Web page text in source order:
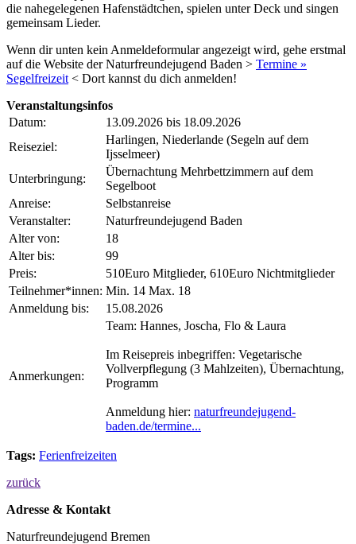
die nahegelegenen Hafenstädtchen, spielen unter Deck und singen
gemeinsam Lieder.
Wenn dir unten kein Anmeldeformular angezeigt wird, gehe erstmal
auf die Website der Naturfreundejugend Baden > Termine »
Segelfreizeit< Dort kannst du dich anmelden!
Veranstaltungsinfos
Datum:
13.09.2026 bis 18.09.2026
Reiseziel:
Harlingen, Niederlande (Segeln auf dem
Ijsselmeer)
Unterbringung:
Übernachtung Mehrbettzimmern auf dem
Segelboot
Anreise:
Selbstanreise
Veranstalter:
Naturfreundejugend Baden
Alter von:
18
Alter bis:
99
Preis:
510Euro Mitglieder, 610Euro Nichtmitglieder
Teilnehmer*innen: Min. 14 Max. 18
Anmeldung bis:
15.08.2026
Anmerkungen:
Team: Hannes, Joscha, Flo & Laura
Im Reisepreis inbegriffen: Vegetarische
Vollverpflegung (3 Mahlzeiten), Übernachtung,
Programm
Anmeldung hier: naturfreundejugend-
baden.de/termine...
Tags: Ferienfreizeiten
zurück
Adresse & Kontakt
Naturfreundejugend Bremen